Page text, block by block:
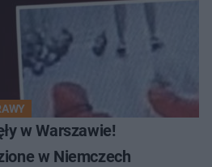
w Warszawie!
w Niemczech